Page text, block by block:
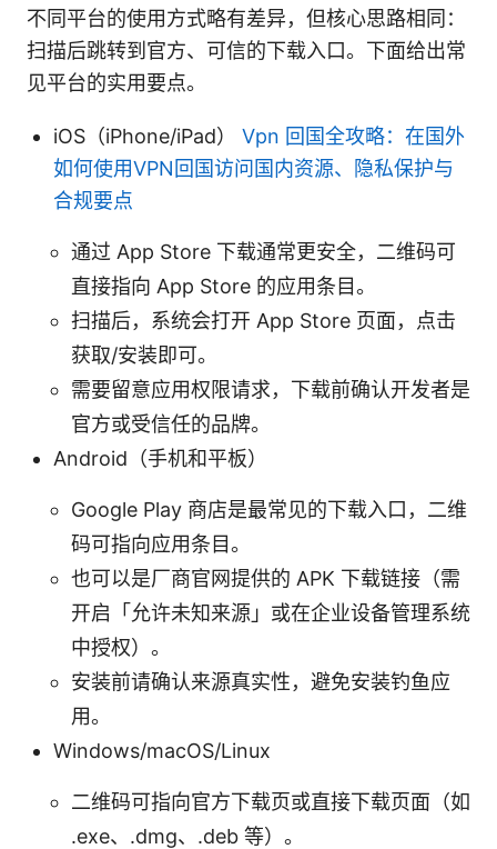
不同平台的使用方式略有差异，但核心思路相同：
扫描后跳转到官方、可信的下载入口。下面给出常
见平台的实用要点。
iOS（iPhone/iPad） Vpn 回国全攻略：在国外
如何使用VPN回国访问国内资源、隐私保护与
合规要点
通过 App Store 下载通常更安全，二维码可
直接指向 App Store 的应用条目。
扫描后，系统会打开 App Store 页面，点击
获取/安装即可。
需要留意应用权限请求，下载前确认开发者是
官方或受信任的品牌。
Android（手机和平板）
Google Play 商店是最常见的下载入口，二维
码可指向应用条目。
也可以是厂商官网提供的 APK 下载链接（需
开启「允许未知来源」或在企业设备管理系统
中授权）。
安装前请确认来源真实性，避免安装钓鱼应
用。
Windows/macOS/Linux
二维码可指向官方下载页或直接下载页面（如
.exe、.dmg、.deb 等）。